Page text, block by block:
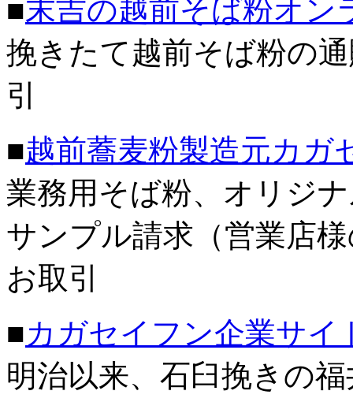
■末吉の越前そば粉オン
挽きたて越前そば粉の
引
■越前蕎麦粉製造元カガ
業務用そば粉、オリジ
サンプル請求（営業店
お取引
■カガセイフン企業サイ
明治以来、石臼挽きの